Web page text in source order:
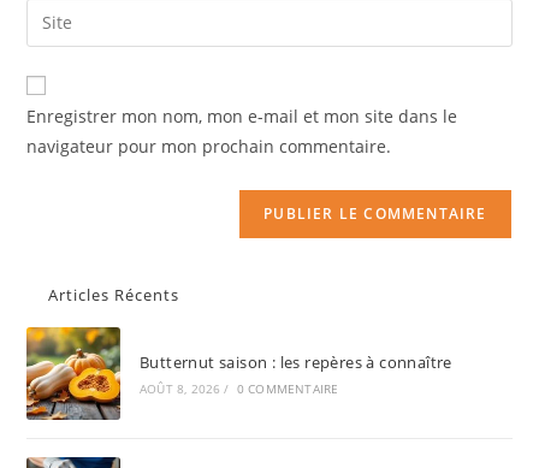
Enregistrer mon nom, mon e-mail et mon site dans le
navigateur pour mon prochain commentaire.
Articles Récents
Butternut saison : les repères à connaître
AOÛT 8, 2026 / 0 COMMENTAIRE